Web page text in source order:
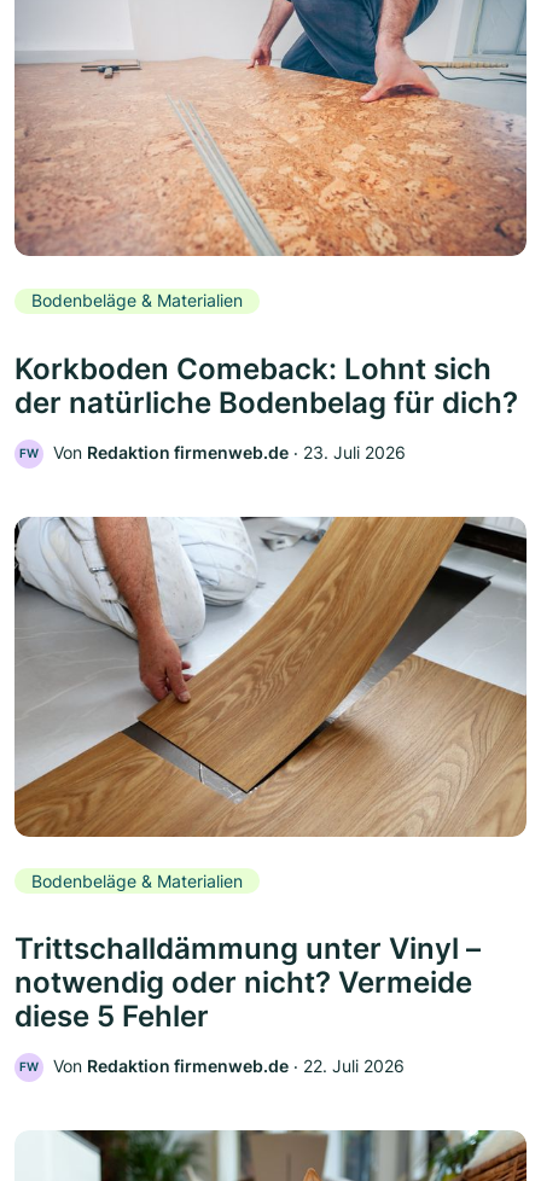
Bodenbeläge & Materialien
Korkboden Comeback: Lohnt sich
der natürliche Bodenbelag für dich?
FW Von Redaktion firmenweb.de ‧ 23. Juli 2026
Bodenbeläge & Materialien
Trittschalldämmung unter Vinyl –
notwendig oder nicht? Vermeide
diese 5 Fehler
FW Von Redaktion firmenweb.de ‧ 22. Juli 2026